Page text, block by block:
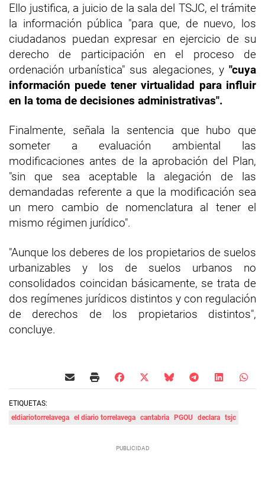
Ello justifica, a juicio de la sala del TSJC, el trámite
la información pública "para que, de nuevo, los
ciudadanos puedan expresar en ejercicio de su
derecho de participación en el proceso de
ordenación urbanística" sus alegaciones, y "cuya
información puede tener virtualidad para influir
en la toma de decisiones administrativas".
Finalmente, señala la sentencia que hubo que
someter a evaluación ambiental las
modificaciones antes de la aprobación del Plan,
"sin que sea aceptable la alegación de las
demandadas referente a que la modificación sea
un mero cambio de nomenclatura al tener el
mismo régimen jurídico".
"Aunque los deberes de los propietarios de suelos
urbanizables y los de suelos urbanos no
consolidados coincidan básicamente, se trata de
dos regímenes jurídicos distintos y con regulación
de derechos de los propietarios distintos",
concluye.
ETIQUETAS:
eldiariotorrelavega el diario torrelavega cantabria PGOU declara tsjc